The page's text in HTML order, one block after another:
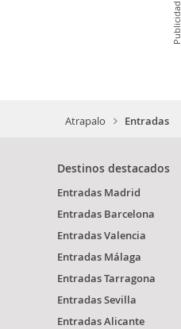
Publicidad
Atrapalo Entradas
Destinos destacados
Entradas Madrid
Entradas Barcelona
Entradas Valencia
Entradas Málaga
Entradas Tarragona
Entradas Sevilla
Entradas Alicante